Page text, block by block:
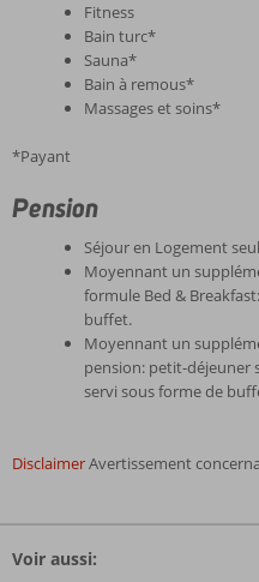
Fitness
Bain turc*
Sauna*
Bain à remous*
Massages et soins*
*Payant
Pension
Séjour en Logement seul
Moyennant un
formule Bed &
buffet.
Moyennant un
pension: petit-déjeuner
servi sous forme de
DisclaimerAvertissement
sont
Voir aussi: